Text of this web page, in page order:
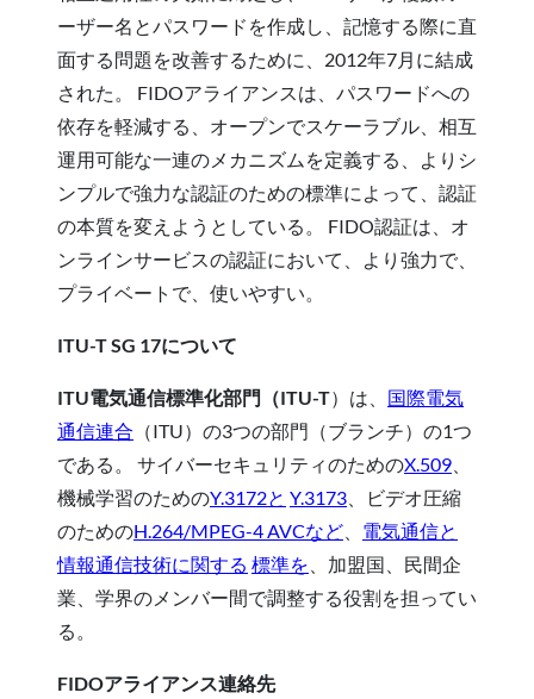
ーザー名とパスワードを作成し、記憶する際に直
面する問題を改善するために、2012年7月に結成
された。 FIDOアライアンスは、パスワードへの
依存を軽減する、オープンでスケーラブル、相互
運用可能な一連のメカニズムを定義する、よりシ
ンプルで強力な認証のための標準によって、認証
の本質を変えようとしている。 FIDO認証は、オ
ンラインサービスの認証において、より強力で、
プライベートで、使いやすい。
ITU-T SG 17について
ITU電気通信標準化部門 （ITU-T）は、 国際電気
通信連合 （ITU）の3つの部門（ブランチ）の1つ
である。 サイバーセキュリティのためのX.509
機械学習のためのY.3172と Y.3173 、ビデオ圧縮
のためのH.264/MPEG-4 AVCなど
電気通信と
情報通信技術に関する 標準を 、加盟国、民間企
業、学界のメンバー間で調整する役割を担ってい
る。
FIDOアライアンス連絡先